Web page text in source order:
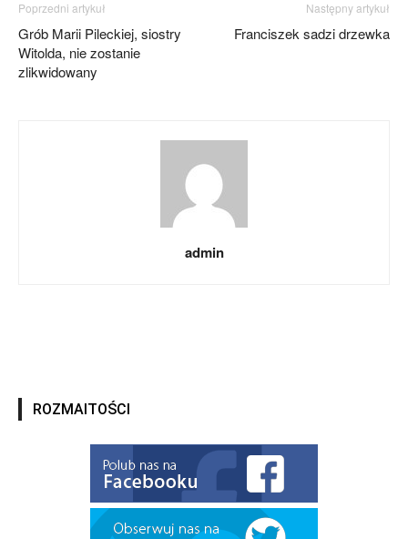
Poprzedni artykuł
Grób Marii Pileckiej, siostry
Witolda, nie zostanie
zlikwidowany
Następny artykuł
Franciszek sadzi drzewka
admin
ROZMAITOŚCI